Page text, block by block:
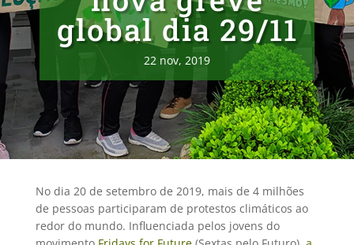
global dia 29/11
22 nov, 2019
No dia 20 de setembro de 2019, mais de 4 milhões
de pessoas participaram de protestos climáticos ao
redor do mundo. Influenciada pelos jovens do